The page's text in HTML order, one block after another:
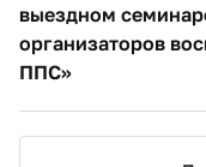
выездном
организаторов
ППС»